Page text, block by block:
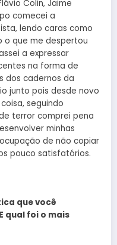
Colin, Jaime
comecei a
lendo caras como
o que me despertou
a expressar
na forma de
dos cadernos da
junto pois desde novo
seguindo
terror comprei pena
minhas
de não copiar
pouco satisfatórios.
que você
qual foi o mais